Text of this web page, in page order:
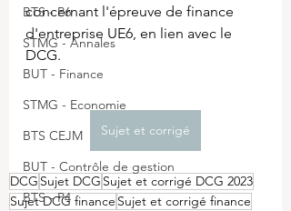
BTS - P6
STMG - Annales
BUT - Finance
STMG - Economie
BTS CEJM
BUT - Contrôle de gestion
BTS - P4
concernant l'épreuve de finance
d'entreprise UE6, en lien avec le
DCG.
Sujet et corrigé
DCG Sujet DCG Sujet et corrigé DCG 2023
Sujet DCG finance Sujet et corrigé finance